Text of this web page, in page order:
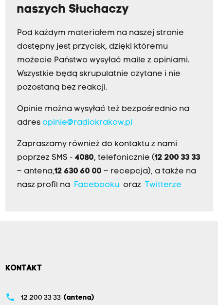
naszych Słuchaczy
Pod każdym materiałem na naszej stronie
dostępny jest przycisk, dzięki któremu
możecie Państwo wysyłać maile z opiniami.
Wszystkie będą skrupulatnie czytane i nie
pozostaną bez reakcji.
Opinie można wysyłać też bezpośrednio na
adres opinie@radiokrakow.pl
Zapraszamy również do kontaktu z nami
poprzez SMS - 4080, telefonicznie (12 200 33 33
– antena,12 630 60 00 – recepcja), a także na
nasz profil na
Facebookuoraz Twitterze
KONTAKT
phone 12 200 33 33 (antena)